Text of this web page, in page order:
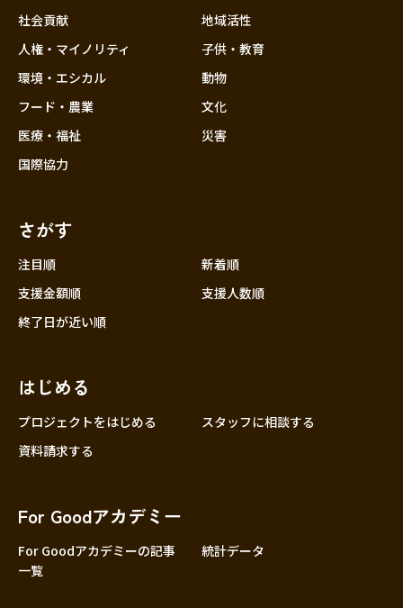
社会貢献
人権・マイノリティ
環境・エシカル
フード・農業
医療・福祉
国際協力
地域活性
子供・教育
動物
文化
災害
さがす
注目順
新着順
支援金額順
支援人数順
終了日が近い順
はじめる
プロジェクトをはじめる
スタッフに相談する
資料請求する
For Goodアカデミー
For Goodアカデミーの記事
一覧
統計データ